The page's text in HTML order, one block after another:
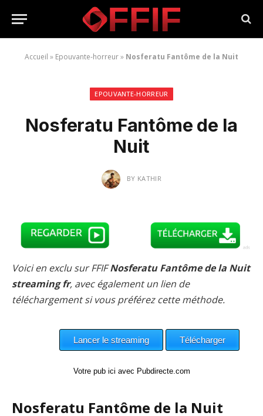
Accueil » Epouvante-horreur» Nosferatu Fantôme de la Nuit
EPOUVANTE-HORREUR
Nosferatu Fantôme de la
Nuit
BY KATHIR
Voici en exclu sur FFIFNosferatu Fantôme de la Nuit
streaming fr, avec également un lien de
téléchargement si vous préférez cette méthode.
Votre pub ici avec Pubdirecte.com
Nosferatu Fantôme de la Nuit